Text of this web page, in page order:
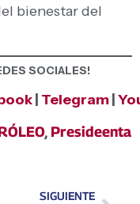
bienestar del
SOCIALES!
Telegram
, Presideenta
SIGUIENTE